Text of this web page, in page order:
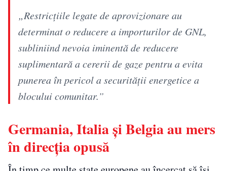
„Restricțiile legate de aprovizionare au
determinat o reducere a importurilor de GNL,
subliniind nevoia iminentă de reducere
suplimentară a cererii de gaze pentru a evita
punerea în pericol a securității energetice a
blocului comunitar.”
Germania, Italia și Belgia au mers
în direcția opusă